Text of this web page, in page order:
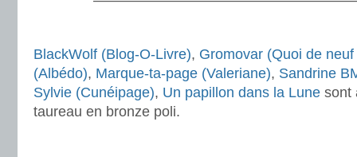
BlackWolf (Blog-O-Livre), Gromovar (Quoi de
(Albédo), Marque-ta-page (Valeriane), Sandrine
Sylvie (Cunéipage), Un papillon dans la Lune sont
taureau en bronze poli.